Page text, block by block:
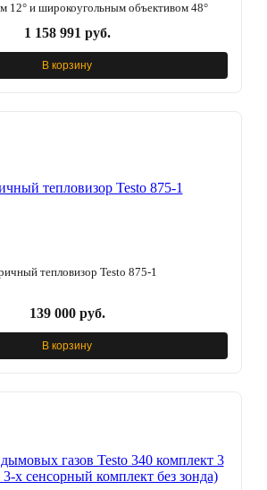
12° и широкоугольным объективом 48°
1 158 991 руб.
В корзину
тепловизор Testo 875-1
139 000 руб.
В корзину